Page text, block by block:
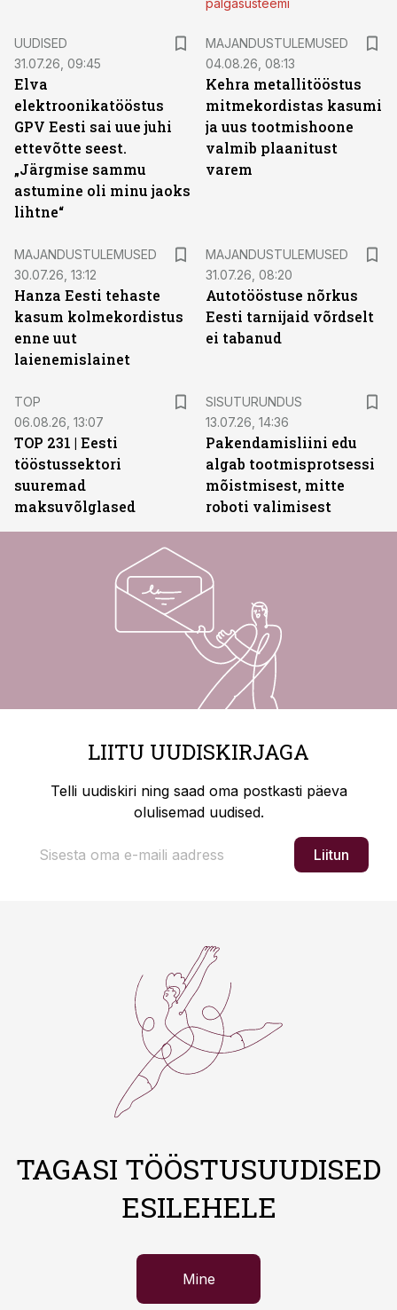
palgasüsteemi
UUDISED
31.07.26, 09:45
Elva
elektroonikatööstus
GPV Eesti sai uue juhi
ettevõtte seest.
„Järgmise sammu
astumine oli minu jaoks
lihtne“
MAJANDUSTULEMUSED
04.08.26, 08:13
Kehra metallitööstus
mitmekordistas kasumi
ja uus tootmishoone
valmib plaanitust
varem
MAJANDUSTULEMUSED
30.07.26, 13:12
Hanza Eesti tehaste
kasum kolmekordistus
enne uut
laienemislainet
MAJANDUSTULEMUSED
31.07.26, 08:20
Autotööstuse nõrkus
Eesti tarnijaid võrdselt
ei tabanud
TOP
06.08.26, 13:07
TOP 231 | Eesti
tööstussektori
suuremad
maksuvõlglased
SISUTURUNDUS
13.07.26, 14:36
Pakendamisliini edu
algab tootmisprotsessi
mõistmisest, mitte
roboti valimisest
LIITU UUDISKIRJAGA
Telli uudiskiri ning saad oma postkasti päeva
olulisemad uudised.
Liitun
TAGASI TÖÖSTUSUUDISED
ESILEHELE
Mine